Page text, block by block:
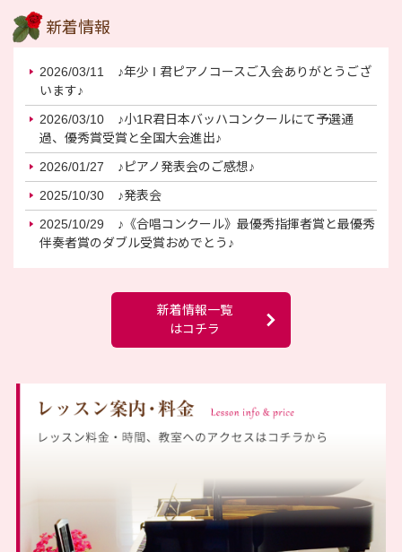
新着情報
2026/03/11
♪年少 I 君ピアノコースご入会ありがとうござ
います♪
2026/03/10
♪小1R君日本バッハコンクールにて予選通
過、優秀賞受賞と全国大会進出♪
2026/01/27
♪ピアノ発表会のご感想♪
2025/10/30
♪発表会
2025/10/29
♪《合唱コンクール》最優秀指揮者賞と最優秀
伴奏者賞のダブル受賞おめでとう♪
新着情報一覧
はコチラ